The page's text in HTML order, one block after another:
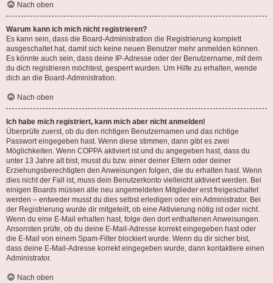
Nach oben
Warum kann ich mich nicht registrieren?
Es kann sein, dass die Board-Administration die Registrierung komplett
ausgeschaltet hat, damit sich keine neuen Benutzer mehr anmelden können.
Es könnte auch sein, dass deine IP-Adresse oder der Benutzername, mit dem
du dich registrieren möchtest, gesperrt wurden. Um Hilfe zu erhalten, wende
dich an die Board-Administration.
Nach oben
Ich habe mich registriert, kann mich aber nicht anmelden!
Überprüfe zuerst, ob du den richtigen Benutzernamen und das richtige
Passwort eingegeben hast. Wenn diese stimmen, dann gibt es zwei
Möglichkeiten. Wenn COPPA aktiviert ist und du angegeben hast, dass du
unter 13 Jahre alt bist, musst du bzw. einer deiner Eltern oder deiner
Erziehungsberechtigten den Anweisungen folgen, die du erhalten hast. Wenn
dies nicht der Fall ist, muss dein Benutzerkonto vielleicht aktiviert werden. Bei
einigen Boards müssen alle neu angemeldeten Mitglieder erst freigeschaltet
werden – entweder musst du dies selbst erledigen oder ein Administrator. Bei
der Registrierung wurde dir mitgeteilt, ob eine Aktivierung nötig ist oder nicht.
Wenn du eine E-Mail erhalten hast, folge den dort enthaltenen Anweisungen.
Ansonsten prüfe, ob du deine E-Mail-Adresse korrekt eingegeben hast oder
die E-Mail von einem Spam-Filter blockiert wurde. Wenn du dir sicher bist,
dass deine E-Mail-Adresse korrekt eingegeben wurde, dann kontaktiere einen
Administrator.
Nach oben